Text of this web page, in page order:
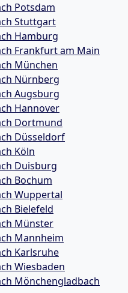
Potsdam
Stuttgart
Hamburg
Frankfurt am Main
München
Nürnberg
Augsburg
Hannover
Dortmund
Düsseldorf
Köln
Duisburg
Bochum
Wuppertal
Bielefeld
Münster
Mannheim
Karlsruhe
Wiesbaden
Mönchen­gladbach